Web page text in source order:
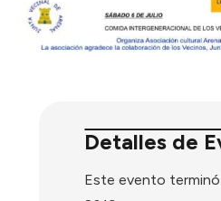
Detalles de
Este evento